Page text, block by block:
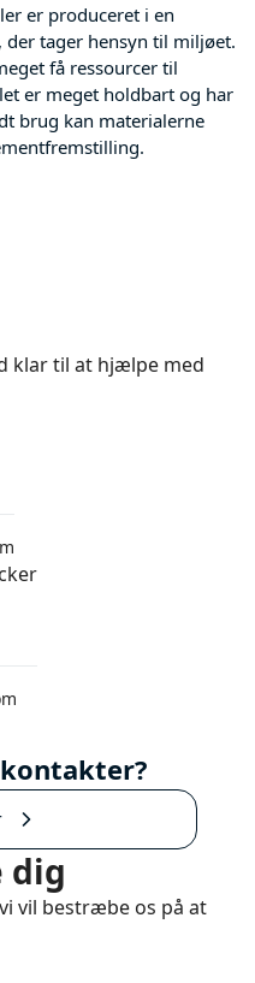
er produceret i en
tager hensyn til miljøet.
få ressourcer til
er meget holdbart og har
brug kan materialerne
klar til at hjælpe med
dig
vil bestræbe os på at